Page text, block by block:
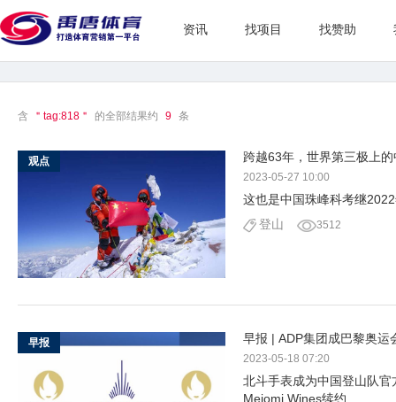
资讯 找项目 找赞助
含 ＂tag:818＂ 的全部结果约 9 条
跨越63年，世界第三极上
2023-05-27 10:00
这也是中国珠峰科考继
登山
3512
观点
早报 | ADP集团成巴黎奥运
2023-05-18 07:20
北斗手表成为中国登山队
Meiomi Wines续约
早报